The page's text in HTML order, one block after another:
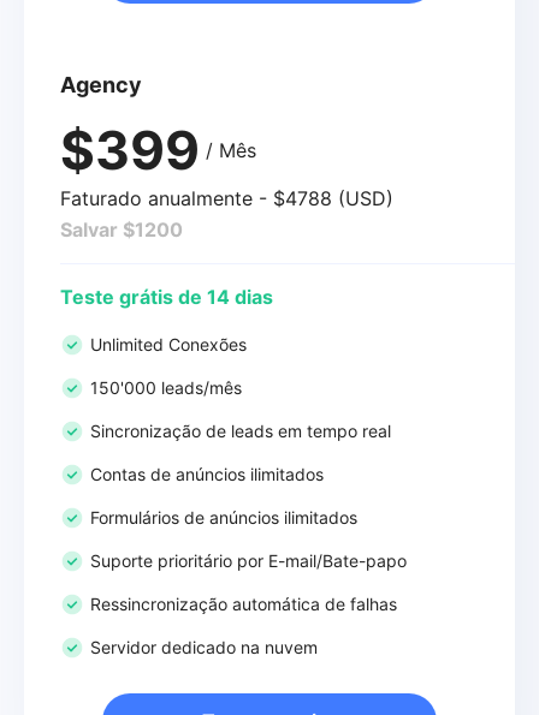
Agency
$399 / Mês
Faturado anualmente - $4788 (USD)
Salvar $1200
Teste grátis de 14 dias
Unlimited Conexões
150'000 leads/mês
Sincronização de leads em tempo real
Contas de anúncios ilimitados
Formulários de anúncios ilimitados
Suporte prioritário por E-mail/Bate-papo
Ressincronização automática de falhas
Servidor dedicado na nuvem